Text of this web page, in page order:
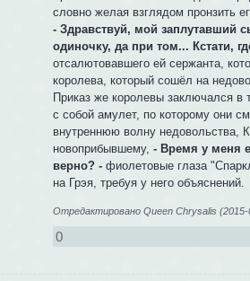
словно желая взглядом пронзить
- Здравствуй, мой заплутавший
одиночку, да при том... Кстати,
отсалютовавшего ей сержанта,
королева, который сошёл на
Приказ же королевы заключался в
с собой амулет, по которому они
внутреннюю волну недовольства,
новоприбывшему,- Время у меня
верно? -фиолетовые глаза
на Грэя, требуя у него объяснений.
Отредактировано Queen Chrysalis (2015-
0